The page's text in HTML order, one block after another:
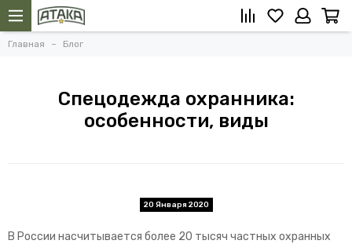
Главная Блог
Спецодежда охранника:
особенности, виды
20 Января 2020
В России насчитывается более 20 тысяч частных охранных